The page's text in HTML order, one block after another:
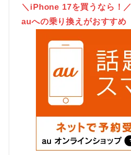
＼iPhone 17を買うなら！／
auへの乗り換えがおすすめ